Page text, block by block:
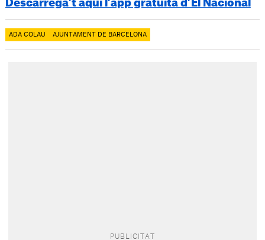
Descarrega’t aquí l’app gratuïta d’El Nacional
ADA COLAU AJUNTAMENT DE BARCELONA